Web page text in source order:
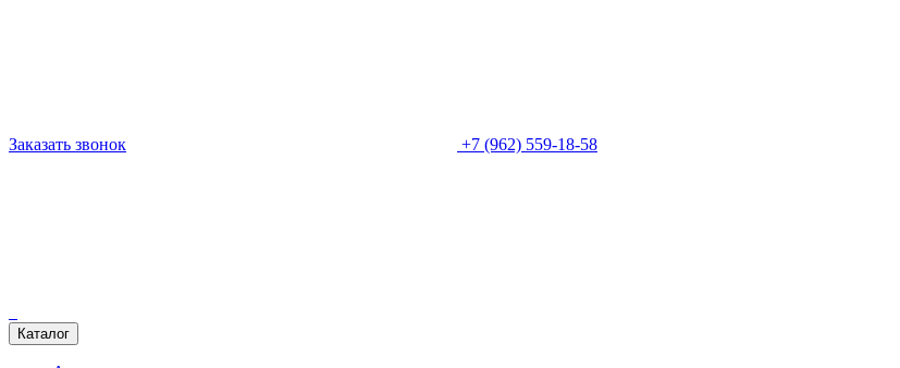
Заказать звонок +7 (962) 559-18-58
Каталог